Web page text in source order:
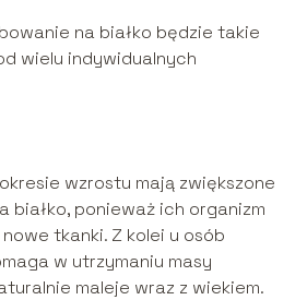
na białko będzie takie
wielu indywidualnych
wzrostu mają zwiększone
białko, ponieważ ich organizm
tkanki. Z kolei u osób
w utrzymaniu masy
maleje wraz z wiekiem.